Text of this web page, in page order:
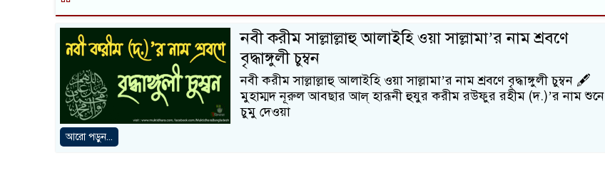
নবী করীম সাল্লাল্লাহু আলাইহি ওয়া সাল্লামা’র নাম শ্রবণে
বৃদ্ধাঙ্গুলী চুম্বন
নবী করীম সাল্লাল্লাহু আলাইহি ওয়া সাল্লামা’র নাম শ্রবণে বৃদ্ধাঙ্গুলী চুম্বন 🖋️
মুহাম্মদ নূরুল আবছার আল্ হারূনী হুযুর করীম রউফুর রহীম (দ.)’র নাম শুনে
চুমু দেওয়া
আরো পড়ুন...